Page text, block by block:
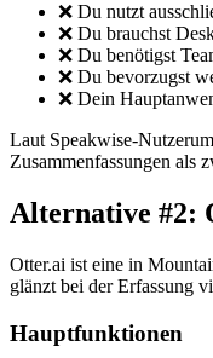
❌ Du nutzt
❌ Du brauchst
❌ Du benötigst
❌ Du bevorzugst
❌ Dein
Laut Speakwise-
Zusammenfassungen als
Alternative #2:
Otter.ai ist eine in
glänzt bei der Erfassung
Hauptfunktionen